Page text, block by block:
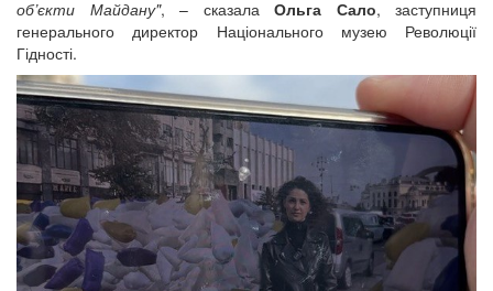
об’єкти Майдану", – сказала Ольга Сало, заступниця
генерального директор Національного музею Революції
Гідності.